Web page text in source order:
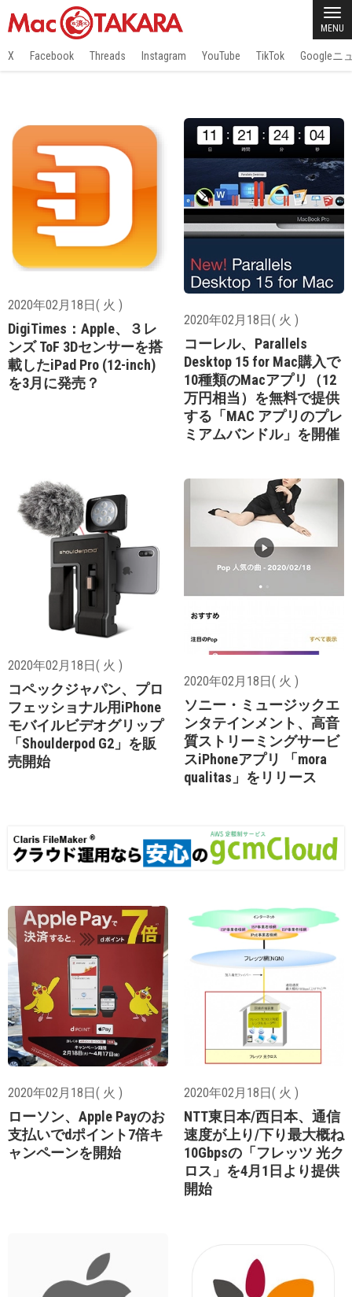
MENU
X Facebook Threads Instagram YouTube TikTok Googleニ
2020年02月18日( 火 )
DigiTimes：Apple、３レ
ンズ ToF 3Dセンサーを搭
載したiPad Pro (12-inch)
を3月に発売？
2020年02月18日( 火 )
コーレル、Parallels
Desktop 15 for Mac購入で
10種類のMacアプリ（12
万円相当）を無料で提供
する「MAC アプリのプレ
ミアムバンドル」を開催
2020年02月18日( 火 )
コペックジャパン、プロ
フェッショナル用iPhone
モバイルビデオグリップ
「Shoulderpod G2」を販
売開始
2020年02月18日( 火 )
ソニー・ミュージックエ
ンタテインメント、高音
質ストリーミングサービ
スiPhoneアプリ 「mora
qualitas」をリリース
2020年02月18日( 火 )
ローソン、Apple Payのお
支払いでdポイント7倍キ
ャンペーンを開始
2020年02月18日( 火 )
NTT東日本/西日本、通信
速度が上り/下り最大概ね
10Gbpsの「フレッツ 光ク
ロス」を4月1日より提供
開始